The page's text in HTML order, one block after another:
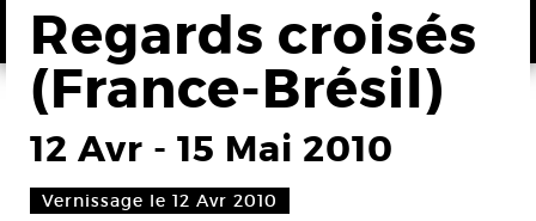
Regards croisés
(France-Brésil)
12 Avr - 15 Mai 2010
Vernissage le 12 Avr 2010